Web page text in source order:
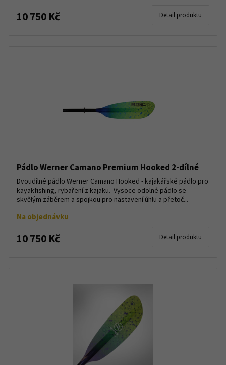
10 750 Kč Detail produktu
Pádlo Werner Camano Premium Hooked 2-dílné
Dvoudílné pádlo Werner Camano Hooked - kajakářské pádlo pro
kayakfishing, rybaření z kajaku. Vysoce odolné pádlo se
skvělým záběrem a spojkou pro nastavení úhlu a přetoč...
Na objednávku
10 750 Kč Detail produktu